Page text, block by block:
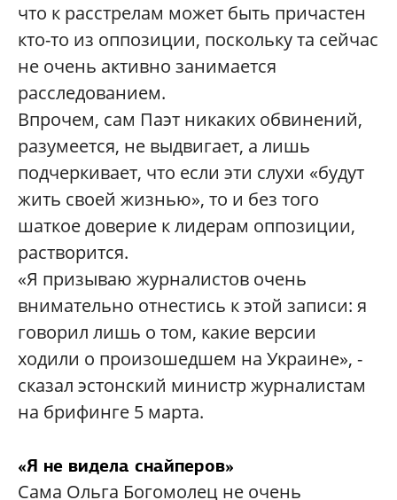
что к расстрелам может быть причастен
кто-то из оппозиции, поскольку та сейчас
не очень активно занимается
расследованием.
Впрочем, сам Паэт никаких обвинений,
разумеется, не выдвигает, а лишь
подчеркивает, что если эти слухи «будут
жить своей жизнью», то и без того
шаткое доверие к лидерам оппозиции,
растворится.
«Я призываю журналистов очень
внимательно отнестись к этой записи: я
говорил лишь о том, какие версии
ходили о произошедшем на Украине», -
сказал эстонский министр журналистам
на брифинге 5 марта.
«Я не видела снайперов»
Сама Ольга Богомолец не очень